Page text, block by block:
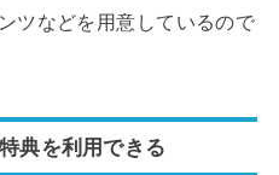
ツなどを用意しているので
典を利用できる